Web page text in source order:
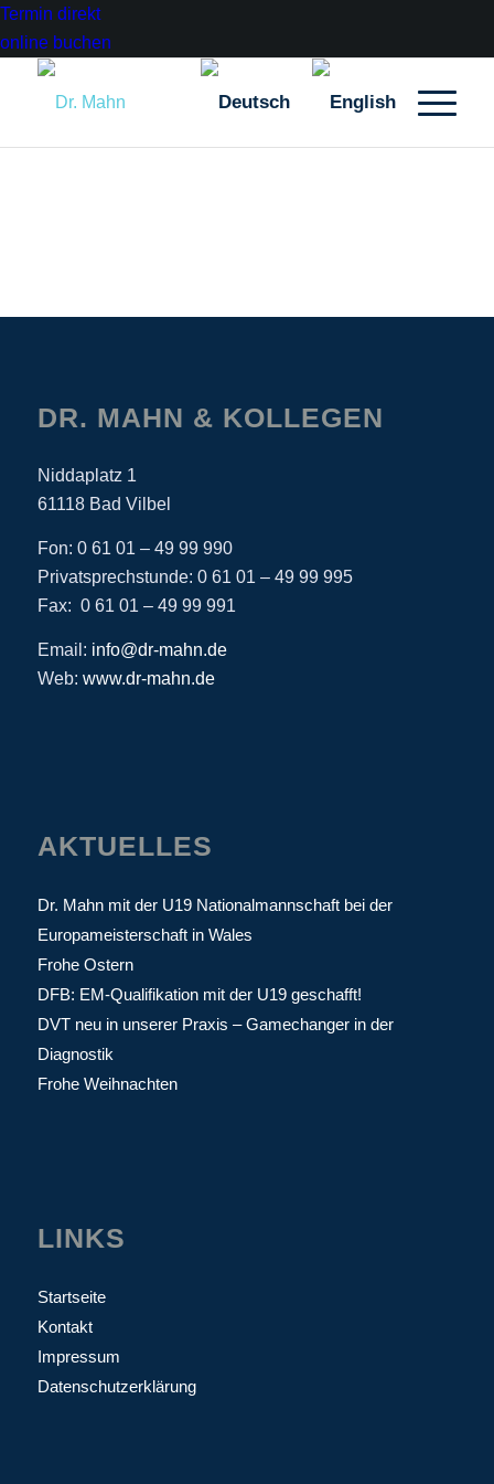
Termin direkt
online buchen
DR. MAHN & KOLLEGEN
Niddaplatz 1
61118 Bad Vilbel
Fon: 0 61 01 – 49 99 990
Privatsprechstunde: 0 61 01 – 49 99 995
Fax: 0 61 01 – 49 99 991
Email: info@dr-mahn.de
Web: www.dr-mahn.de
AKTUELLES
Dr. Mahn mit der U19 Nationalmannschaft bei der
Europameisterschaft in Wales
Frohe Ostern
DFB: EM-Qualifikation mit der U19 geschafft!
DVT neu in unserer Praxis – Gamechanger in der
Diagnostik
Frohe Weihnachten
LINKS
Startseite
Kontakt
Impressum
Datenschutzerklärung